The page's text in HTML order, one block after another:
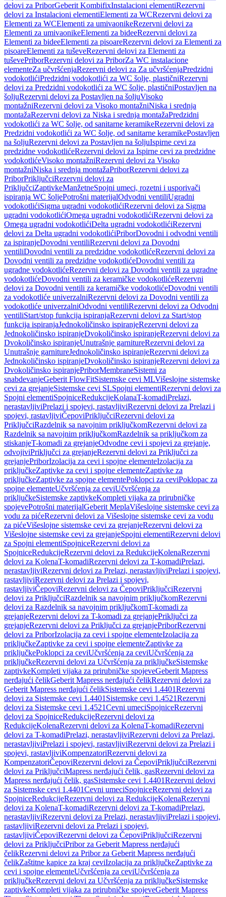
delovi za PriborGeberit KombifixInstalacioni elementiRezervni
delovi za Instalacioni elementiElementi za WCRezervni delovi za
Elementi za WCElementi za umivaonikeRezervni delovi za
Elementi za umivaonikeElementi za bideeRezervni delovi za
Elementi za bideeElementi za pisoareRezervni delovi za Elementi za
pisoareElementi za tuševeRezervni delovi za Elementi za
tuševePriborRezervni delovi za PriborZa WC instalacione
elementeZa učvršćenjaRezervni delovi za Za učvršćenjaPredzidni
vodokotlićiPredzidni vodokotlići za WC šolje, plastičniRezervni
delovi za Predzidni vodokotlići za WC šolje, plastičniPostavljen na
šoljuRezervni delovi za Postavljen na šoljuVisoko
montažniRezervni delovi za Visoko montažniNiska i srednja
montažaRezervni delovi za Niska i srednja montažaPredzidni
vodokotlići za WC šolje, od sanitarne keramikeRezervni delovi za
Predzidni vodokotlići za WC šolje, od sanitarne keramikePostavljen
na šoljuRezervni delovi za Postavljen na šoljuIspirne cevi za
predzidne vodokotlićeRezervni delovi za Ispirne cevi za predzidne
vodokotlićeVisoko montažniRezervni delovi za Visoko
montažniNiska i srednja montažaPriborRezervni delovi za
PriborPriključciRezervni delovi za
PriključciZaptivkeManžetneSpojni umeci, rozetni i usporivači
ispiranja WC šoljePotrošni materijalOdvodni ventiliUgradni
vodokotlićiSigma ugradni vodokotlićiRezervni delovi za Sigma
ugradni vodokotlićiOmega ugradni vodokotlićiRezervni delovi za
Omega ugradni vodokotlićiDelta ugradni vodokotlićiRezervni
delovi za Delta ugradni vodokotlićiPriborDovodni i odvodni ventili
za ispiranjeDovodni ventiliRezervni delovi za Dovodni
ventiliDovodni ventili za predzidne vodokotlićeRezervni delovi za
Dovodni ventili za predzidne vodokotlićeDovodni ventili za
ugradne vodokotlićeRezervni delovi za Dovodni ventili za ugradne
vodokotlićeDovodni ventili za keramičke vodokotlićeRezervni
delovi za Dovodni ventili za keramičke vodokotlićeDovodni ventili
za vodokotliće univerzalniRezervni delovi za Dovodni ventili za
vodokotliće univerzalniOdvodni ventiliRezervni delovi za Odvodni
ventiliStart/stop funkcija ispiranjaRezervni delovi za Start/stop
funkcija ispiranjaJednokoličinsko ispiranjeRezervni delovi za
Jednokoličinsko ispiranjeDvokoličinsko ispiranjeRezervni delovi za
Dvokoličinsko ispiranjeUnutrašnje garnitureRezervni delovi za
Unutrašnje garnitureJednokoličinsko ispiranjeRezervni delovi za
Jednokoličinsko ispiranjeDvokoličinsko ispiranjeRezervni delovi za
Dvokoličinsko ispiranjePriborMembraneSistemi za
snabdevanjeGeberit FlowFitSistemske cevi MLVišeslojne sistemske
cevi za grejanjeSistemske cevi SLSpojni elementiRezervni delovi za
Spojni elementiSpojniceRedukcijeKolanaT-komadiPrelazi,
nerastavljiviPrelazi i spojevi, rastavljiviRezervni delovi za Prelazi i
spojevi, rastavljiviČepoviPriključciRezervni delovi za
PriključciRazdelnik sa navojnim priključkomRezervni delovi za
Razdelnik sa navojnim priključkomRazdelnik sa priključkom za
stiskanjeT-komadi za grejanjeOdvodne cevi i spojevi za grejanje,
odvojiviPriključci za grejanjeRezervni delovi za Priključci za
grejanjePriborIzolacija za cevi i spojne elementeIzolacija za
priključkeZaptivke za cevi i spojne elementeZaptivke za
priključkeZaptivke za spojne elementePoklopci za ceviPoklopac za
spojne elementeUčvršćenja za ceviUčvršćenja za
priključkeSistemske zaptivkeKompleti vijaka za prirubničke
spojevePotrošni materijalGeberit MeplaVišeslojne sistemske cevi za
vodu za pićeRezervni delovi za Višeslojne sistemske cevi za vodu
za pićeVišeslojne sistemske cevi za grejanjeRezervni delovi za
Višeslojne sistemske cevi za grejanjeSpojni elementiRezervni delovi
za Spojni elementiSpojniceRezervni delovi za
SpojniceRedukcijeRezervni delovi za RedukcijeKolenaRezervni
delovi za KolenaT-komadiRezervni delovi za T-komadiPrelazi,
nerastavljiviRezervni delovi za Prelazi, nerastavljiviPrelazi i spojevi,
rastavljiviRezervni delovi za Prelazi i spojevi,
rastavljiviČepoviRezervni delovi za ČepoviPriključciRezervni
delovi za PriključciRazdelnik sa navojnim priključkomRezervni
delovi za Razdelnik sa navojnim priključkomT-komadi za
grejanjeRezervni delovi za T-komadi za grejanjePriključci za
grejanjeRezervni delovi za Priključci za grejanjePriborRezervni
delovi za PriborIzolacija za cevi i spojne elementeIzolacija za
priključkeZaptivke za cevi i spojne elementeZaptivke za
priključkePoklopci za ceviUčvršćenja za ceviUčvršćenja za
priključkeRezervni delovi za Učvršćenja za priključkeSistemske
zaptivkeKompleti vijaka za prirubničke spojeveGeberit Mapress
nerđajući čelikGeberit Mapress nerđajući čelikRezervni delovi za
Geberit Mapress nerđajući čelikSistemske cevi 1.4401Rezervni
delovi za Sistemske cevi 1.4401 Sistemske cevi 1.4521Rezervni
delovi za Sistemske cevi 1.4521Cevni umeciSpojniceRezervni
delovi za SpojniceRedukcijeRezervni delovi za
RedukcijeKolenaRezervni delovi za KolenaT-komadiRezervni
delovi za T-komadiPrelazi, nerastavljiviRezervni delovi za Prelazi,
nerastavljiviPrelazi i spojevi, rastavljiviRezervni delovi za Prelazi i
spojevi, rastavljiviKompenzatoriRezervni delovi za
KompenzatoriČepoviRezervni delovi za ČepoviPriključciRezervni
delovi za PriključciMapress nerđajući čelik, gasRezervni delovi za
Mapress nerđajući čelik, gasSistemske cevi 1.4401Rezervni delovi
za Sistemske cevi 1.4401Cevni umeciSpojniceRezervni delovi za
SpojniceRedukcijeRezervni delovi za RedukcijeKolenaRezervni
delovi za KolenaT-komadiRezervni delovi za T-komadiPrelazi,
nerastavljiviRezervni delovi za Prelazi, nerastavljiviPrelazi i spojevi,
rastavljiviRezervni delovi za Prelazi i spojevi,
rastavljiviČepoviRezervni delovi za ČepoviPriključciRezervni
delovi za PriključciPribor za Geberit Mapress nerđajući
čelikRezervni delovi za Pribor za Geberit Mapress nerđajući
čelikZaštitne kapice za kraj ceviIzolacija za priključkeZaptivke za
cevi i spojne elementeUčvršćenja za ceviUčvršćenja za
priključkeRezervni delovi za Učvršćenja za priključkeSistemske
zaptivkeKompleti vijaka za prirubničke spojeveGeberit Mapress